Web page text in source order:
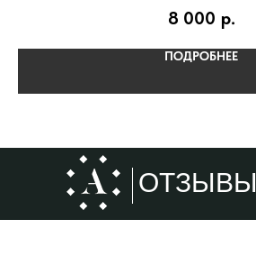
8 000 р.
ПОДРОБНЕЕ
ОТЗЫВЫ